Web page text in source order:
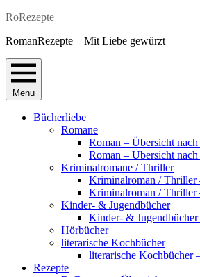
Skip
content
RoRezepte
RomanRezepte – Mit Liebe gewürzt
Menu
Bücherliebe
Romane
Roman – Übersicht
Roman – Übersicht
Kriminalromane / Thriller
Kriminalroman / Thriller
Kriminalroman / Thriller
Kinder- & Jugendbücher
Kinder- &
Hörbücher
literarische Kochbücher
literarische Kochbücher
Rezepte